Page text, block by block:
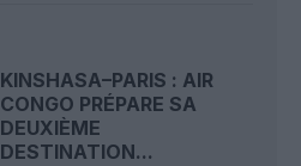
KINSHASA–PARIS : AIR
CONGO PRÉPARE SA
DEUXIÈME
DESTINATION...